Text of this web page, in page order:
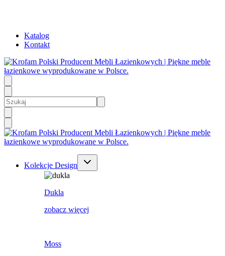
Katalog
Kontakt
Kolekcje Design
Dukla
zobacz więcej
Moss